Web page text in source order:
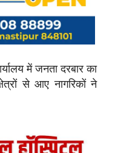
में जनता दरबार का
से आए नागरिकों ने